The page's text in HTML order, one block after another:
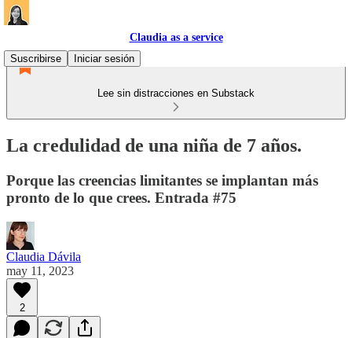
Claudia as a service
Suscribirse
Iniciar sesión
Lee sin distracciones en Substack
La credulidad de una niña de 7 años.
Porque las creencias limitantes se implantan más
pronto de lo que crees. Entrada #75
Claudia Dávila
may 11, 2023
2